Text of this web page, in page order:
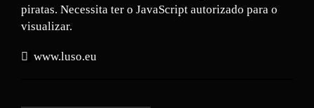
piratas. Necessita ter o JavaScript autorizado para o
visualizar.
www.luso.eu